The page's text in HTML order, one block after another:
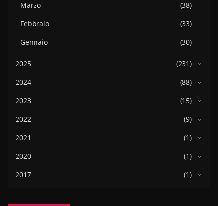
Marzo
(38)
Febbraio
(33)
Gennaio
(30)
2025
(231)
2024
(88)
2023
(15)
2022
(9)
2021
(1)
2020
(1)
2017
(1)